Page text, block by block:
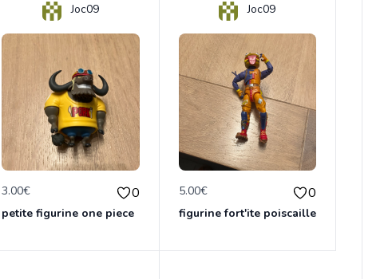
Joc09
3.00€ 0
petite figurine one piece
Joc09
5.00€ 0
figurine fort'ite poiscaille